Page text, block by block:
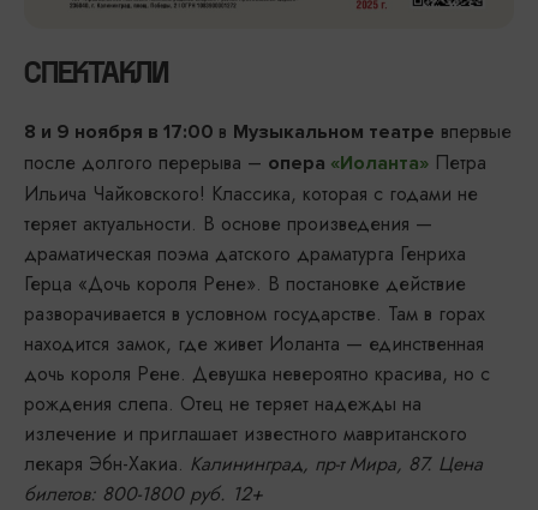
СПЕКТАКЛИ
8 и 9 ноября в 17:00 в Музыкальном театре впервые
после долгого перерыва – опера «Иоланта» Петра
Ильича Чайковского! Классика, которая с годами не
теряет актуальности. В основе произведения —
драматическая поэма датского драматурга Генриха
Герца «Дочь короля Рене». В постановке действие
разворачивается в условном государстве. Там в горах
находится замок, где живет Иоланта — единственная
дочь короля Рене. Девушка невероятно красива, но с
рождения слепа. Отец не теряет надежды на
излечение и приглашает известного мавританского
лекаря Эбн-Хакиа. Калининград, пр-т Мира, 87. Цена
билетов: 800-1800 руб. 12+